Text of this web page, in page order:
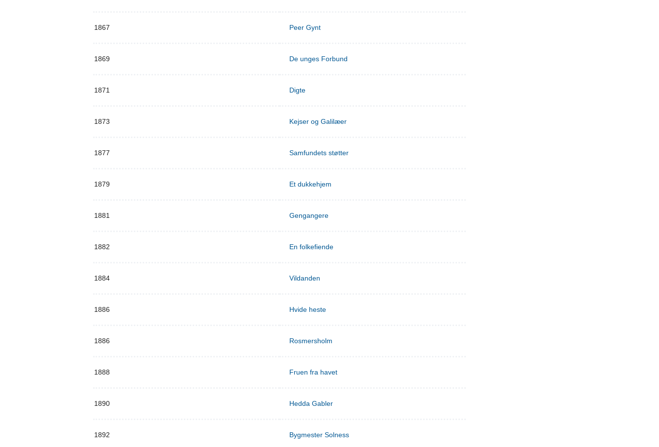
1867 Peer Gynt
1869 De unges Forbund
1871 Digte
1873 Kejser og Galilæer
1877 Samfundets støtter
1879 Et dukkehjem
1881 Gengangere
1882 En folkefiende
1884 Vildanden
1886 Hvide heste
1886 Rosmersholm
1888 Fruen fra havet
1890 Hedda Gabler
1892 Bygmester Solness